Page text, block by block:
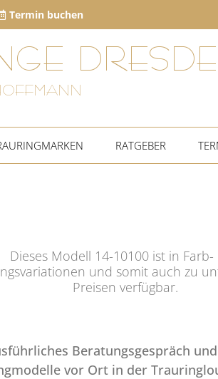
Termin buchen
RATGEBER
Dieses Modell 14-10100 ist in Farb-
und somit auch zu
Preisen verfügbar.
Beratungsgespräch
vor Ort in der